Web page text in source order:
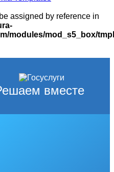
assigned by reference in
modules/mod_s5_box/
вместе